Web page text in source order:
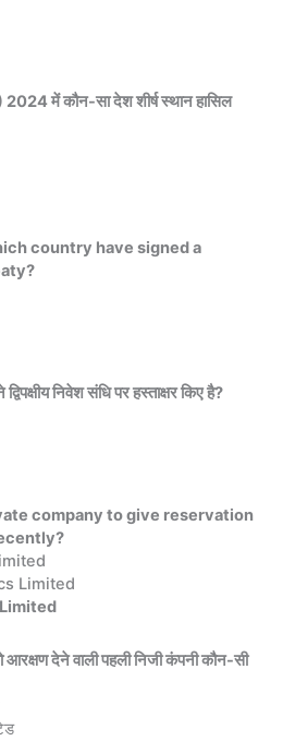
में कौन-सा देश शीर्ष स्थान हासिल
country have signed a
निवेश संधि पर हस्ताक्षर किए है?
company to give reservation
Limited
आरक्षण देने वाली पहली निजी कंपनी कौन-सी